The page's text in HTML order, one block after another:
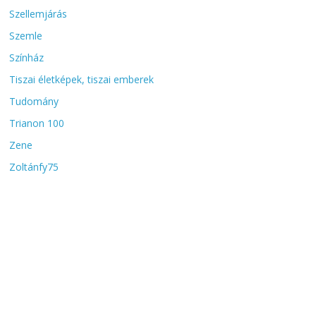
Szellemjárás
Szemle
Színház
Tiszai életképek, tiszai emberek
Tudomány
Trianon 100
Zene
Zoltánfy75